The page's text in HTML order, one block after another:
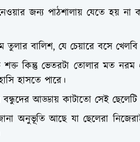
জন্য পাঠশালায় যেতে হয়
বালিশ, যে চেয়ারে বসে খেলবি
শক্ত কিন্তু ভেতরটা তোলার মত নরম
হাসতে পারে।
বন্ধুদের আড্ডায় কাটাতো সেই
অনুভূতি আছে যা ছেলেরা